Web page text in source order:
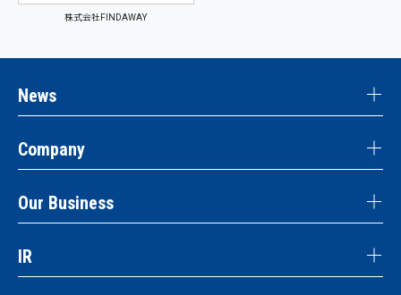
株式会社FINDAWAY
News
Company
Our Business
IR